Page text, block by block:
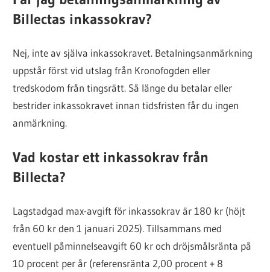
Billectas inkassokrav?
Nej, inte av själva inkassokravet. Betalningsanmärkning
uppstår först vid utslag från Kronofogden eller
tredskodom från tingsrätt. Så länge du betalar eller
bestrider inkassokravet innan tidsfristen får du ingen
anmärkning.
Vad kostar ett inkassokrav från
Billecta?
Lagstadgad max-avgift för inkassokrav är 180 kr (höjt
från 60 kr den 1 januari 2025). Tillsammans med
eventuell påminnelseavgift 60 kr och dröjsmålsränta på
10 procent per år (referensränta 2,00 procent + 8